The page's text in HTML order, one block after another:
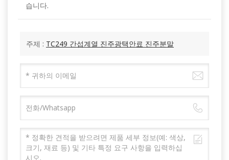
습니다.
주제 : TC249 간섭계열 진주광택안료 진주분말